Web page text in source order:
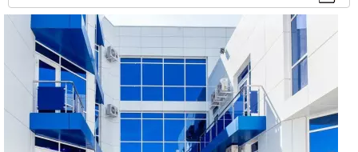
Вылеты из Нижнего Новгорода
Горящие туры
Раннее бронирование
Железнодорожные туры
Круизы